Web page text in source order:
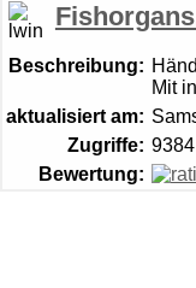
Beschreibung:
Mit
aktualisiert am:
Zugriffe: 9384
Bewertung: